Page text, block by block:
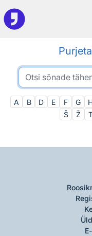
Otsingu juurde
A B D E F G
Š
Ž